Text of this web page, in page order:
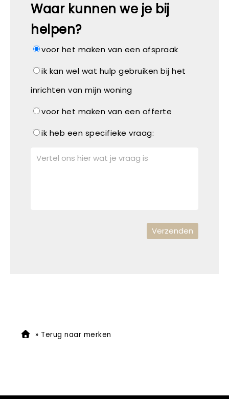
Waar kunnen we je bij
helpen?
voor het maken van een afspraak
ik kan wel wat hulp gebruiken bij het
inrichten van mijn woning
voor het maken van een offerte
ik heb een specifieke vraag:
» Terug naar merken